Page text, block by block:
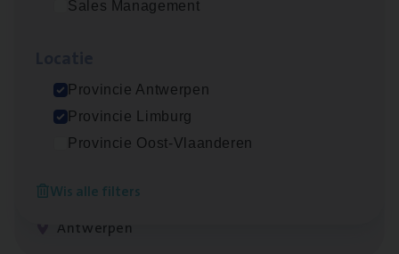
Sales Management
Provincie Antwerpen
Provincie Limburg
Provincie Oost-Vlaanderen
Wis alle filters
Beveren
People Management, Sales Management
Antwerpen